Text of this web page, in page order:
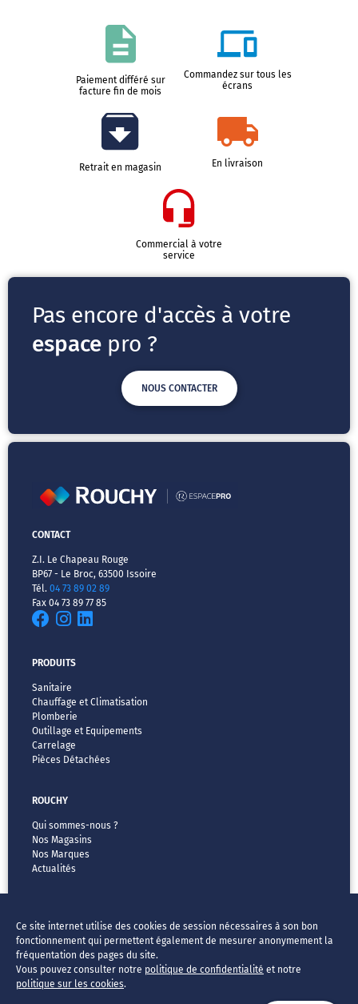
Ce site internet utilise des cookies de session nécessaires à son bon
fonctionnement qui permettent également de mesurer anonymement la
fréquentation des pages du site.
Vous pouvez consulter notre politique de confidentialité et notre
politique sur les cookies.
Paiement différé sur
facture fin de mois
Commandez sur tous les
écrans
Retrait en magasin En livraison
Commercial à votre
service
Pas encore d'accès à votre
espace pro ?
NOUS CONTACTER
CONTACT
Z.I. Le Chapeau Rouge
BP67 - Le Broc, 63500 Issoire
Tél. 04 73 89 02 89
Fax 04 73 89 77 85
PRODUITS
Sanitaire
Chauffage et Climatisation
Plomberie
Outillage et Equipements
Carrelage
Pièces Détachées
ROUCHY
Qui sommes-nous ?
Nos Magasins
Nos Marques
Actualités
CGV
Vos données & vos droits
Mentions légales
FAQ